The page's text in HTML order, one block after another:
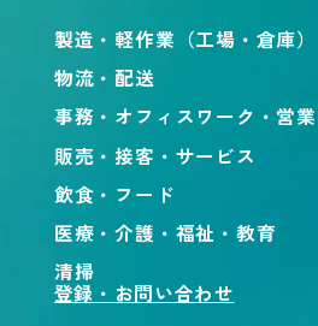
製造・軽作業（工場・倉庫）
物流・配送
事務・オフィスワーク・営業
販売・接客・サービス
飲食・フード
医療・介護・福祉・教育
清掃
登録・お問い合わせ